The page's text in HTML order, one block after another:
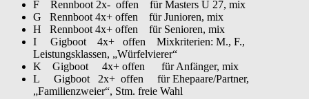
F Rennboot 2x- offen für Masters Ü 27, mix
G Rennboot 4x+ offen für Junioren, mix
H Rennboot 4x+ offen für Senioren, mix
I Gigboot 4x+ offen Mixkriterien: M., F.,
Leistungsklassen, „Würfelvierer“
K Gigboot 4x+ offen für Anfänger, mix
L Gigboot 2x+ offen für Ehepaare/Partner,
„Familienzweier“, Stm. freie Wahl